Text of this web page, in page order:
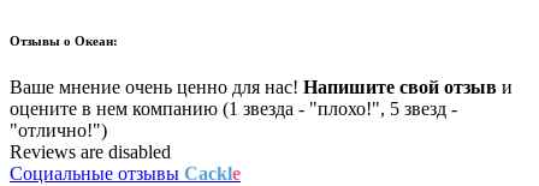
Отзывы о Океан:
Ваше мнение очень ценно для нас! Напишите свой отзыв и
оцените в нем компанию (1 звезда - "плохо!", 5 звезд -
"отлично!")
Reviews are disabled
Социальные отзывы Cackle